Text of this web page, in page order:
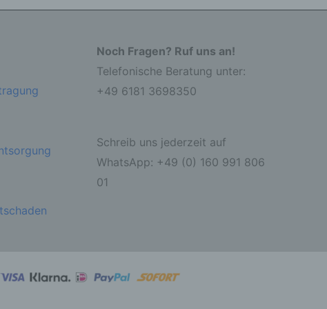
Noch Fragen? Ruf uns an!
Telefonische Beratung unter:
+49 6181 3698350
Schreib uns jederzeit auf
WhatsApp: +49 (0) 160 991 806
01
die
die
oder